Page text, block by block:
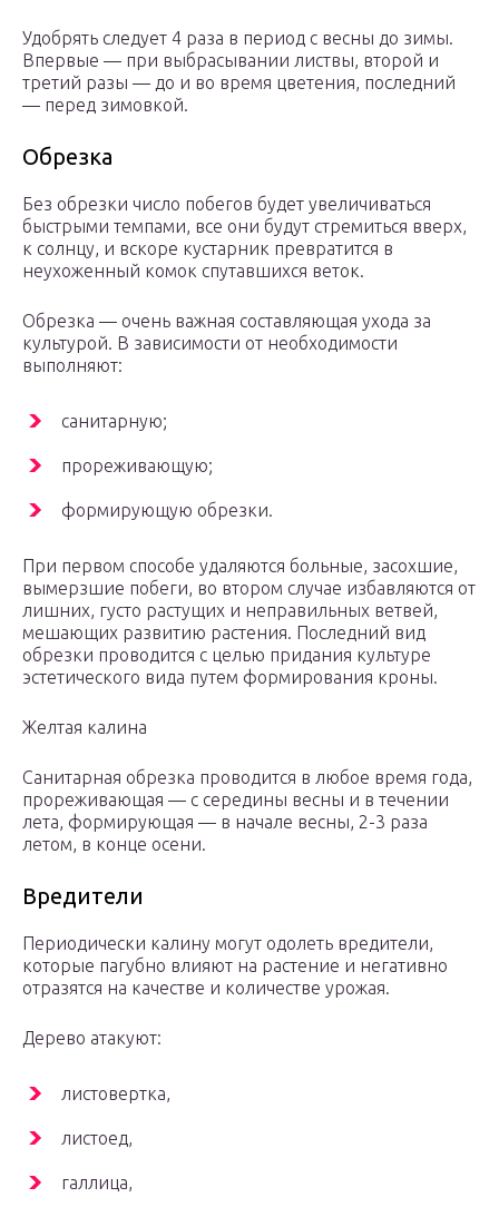
Удобрять следует 4 раза в период с весны до зимы.
Впервые — при выбрасывании листвы, второй и
третий разы — до и во время цветения, последний
— перед зимовкой.
Обрезка
Без обрезки число побегов будет увеличиваться
быстрыми темпами, все они будут стремиться вверх,
к солнцу, и вскоре кустарник превратится в
неухоженный комок спутавшихся веток.
Обрезка — очень важная составляющая ухода за
культурой. В зависимости от необходимости
выполняют:
санитарную;
прореживающую;
формирующую обрезки.
При первом способе удаляются больные, засохшие,
вымерзшие побеги, во втором случае избавляются от
лишних, густо растущих и неправильных ветвей,
мешающих развитию растения. Последний вид
обрезки проводится с целью придания культуре
эстетического вида путем формирования кроны.
Желтая калина
Санитарная обрезка проводится в любое время года,
прореживающая — с середины весны и в течении
лета, формирующая — в начале весны, 2-3 раза
летом, в конце осени.
Вредители
Периодически калину могут одолеть вредители,
которые пагубно влияют на растение и негативно
отразятся на качестве и количестве урожая.
Дерево атакуют:
листовертка,
листоед,
галлица,